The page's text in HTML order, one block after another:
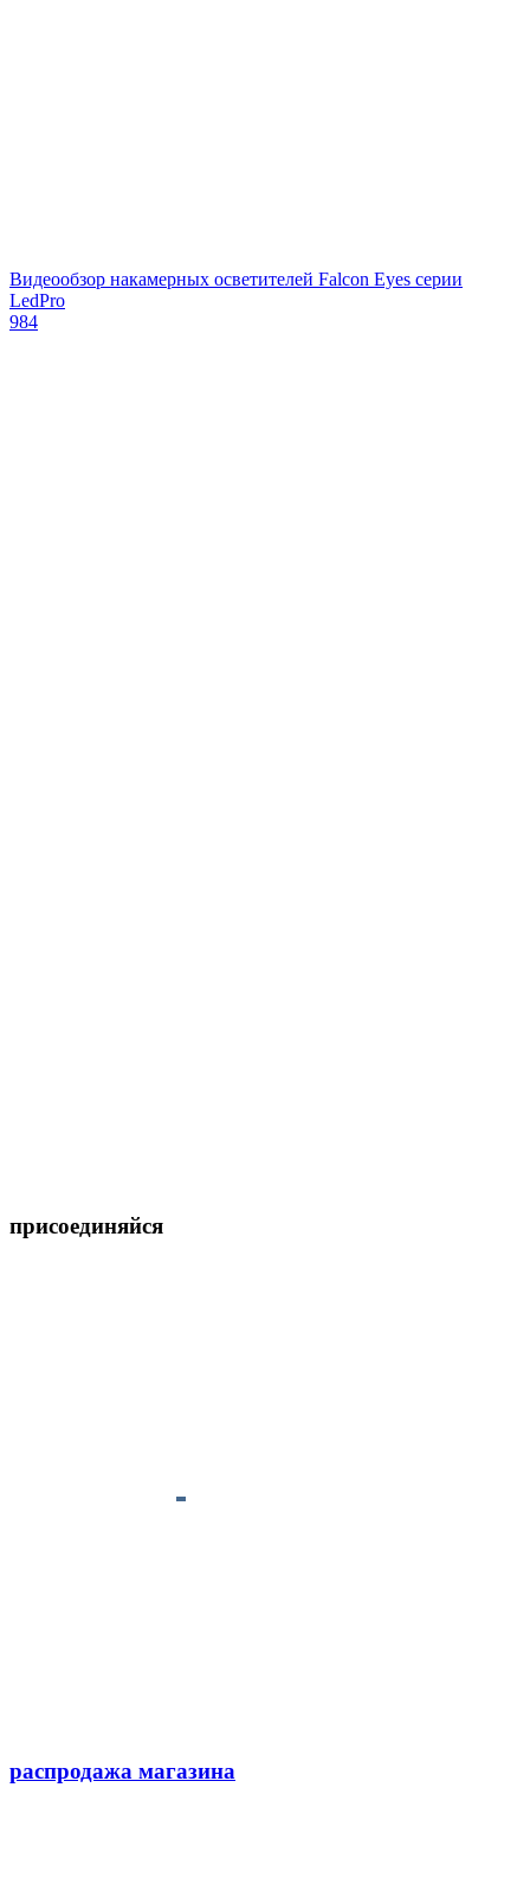
Видеообзор накамерных осветителей Falcon Eyes серии
LedPro
984
присоединяйся
распродажа магазина